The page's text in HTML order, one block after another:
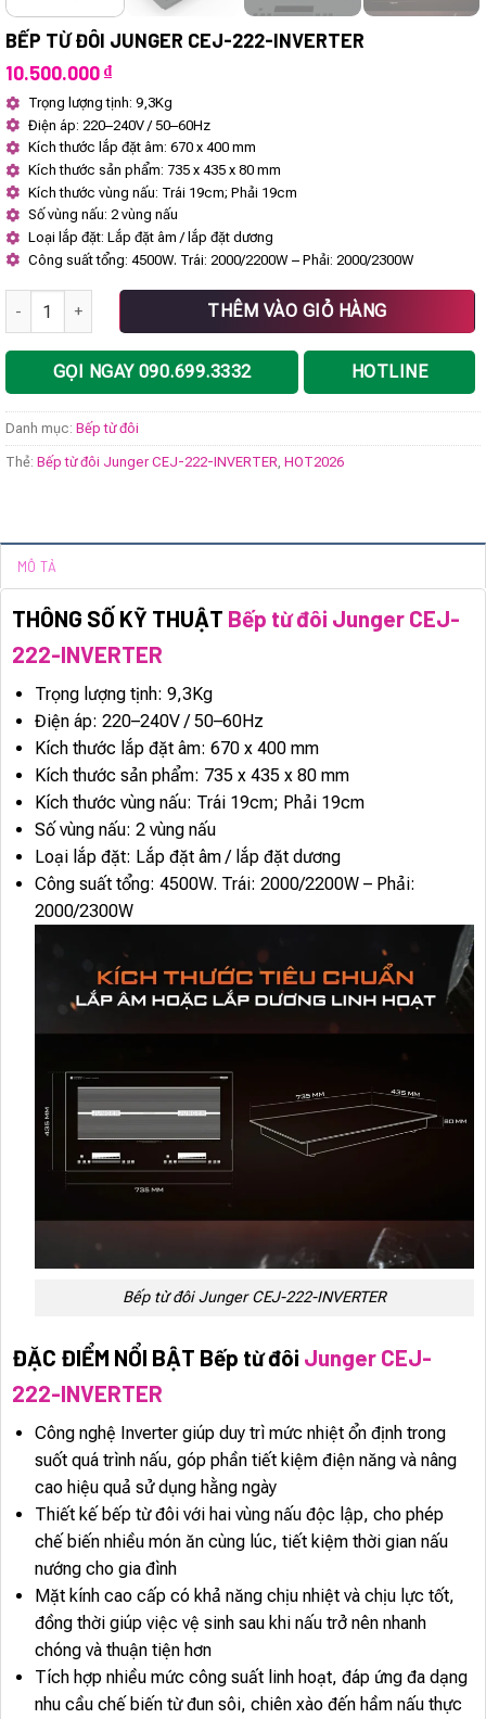
BẾP TỪ ĐÔI JUNGER CEJ-222-INVERTER
10.500.000 ₫
Trọng lượng tịnh: 9,3Kg
Điện áp: 220–240V / 50–60Hz
Kích thước lắp đặt âm: 670 x 400 mm
Kích thước sản phẩm: 735 x 435 x 80 mm
Kích thước vùng nấu: Trái 19cm; Phải 19cm
Số vùng nấu: 2 vùng nấu
Loại lắp đặt: Lắp đặt âm / lắp đặt dương
Công suất tổng: 4500W. Trái: 2000/2200W – Phải: 2000/2300W
Bếp từ đôi Junger CEJ-222-INVERTER số lượng
THÊM VÀO GIỎ HÀNG
GỌI NGAY 090.699.3332 HOTLINE
Danh mục: Bếp từ đôi
Thẻ: Bếp từ đôi Junger CEJ-222-INVERTER, HOT2026
MÔ TẢ
THÔNG SỐ KỸ THUẬT Bếp từ đôi Junger CEJ-
222-INVERTER
Trọng lượng tịnh: 9,3Kg
Điện áp: 220–240V / 50–60Hz
Kích thước lắp đặt âm: 670 x 400 mm
Kích thước sản phẩm: 735 x 435 x 80 mm
Kích thước vùng nấu: Trái 19cm; Phải 19cm
Số vùng nấu: 2 vùng nấu
Loại lắp đặt: Lắp đặt âm / lắp đặt dương
Công suất tổng: 4500W. Trái: 2000/2200W – Phải:
2000/2300W
Bếp từ đôi Junger CEJ-222-INVERTER
ĐẶC ĐIỂM NỔI BẬT Bếp từ đôi Junger CEJ-
222-INVERTER
Công nghệ Inverter giúp duy trì mức nhiệt ổn định trong
suốt quá trình nấu, góp phần tiết kiệm điện năng và nâng
cao hiệu quả sử dụng hằng ngày
Thiết kế bếp từ đôi với hai vùng nấu độc lập, cho phép
chế biến nhiều món ăn cùng lúc, tiết kiệm thời gian nấu
nướng cho gia đình
Mặt kính cao cấp có khả năng chịu nhiệt và chịu lực tốt,
đồng thời giúp việc vệ sinh sau khi nấu trở nên nhanh
chóng và thuận tiện hơn
Tích hợp nhiều mức công suất linh hoạt, đáp ứng đa dạng
nhu cầu chế biến từ đun sôi, chiên xào đến hầm nấu thực